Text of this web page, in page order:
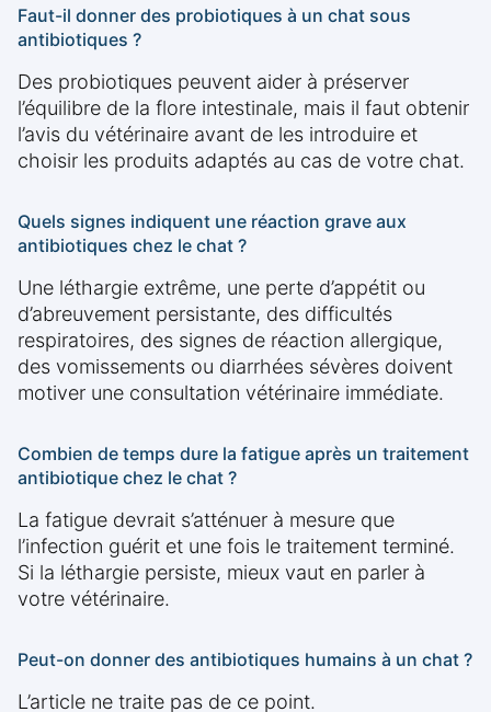
Faut-il donner des probiotiques à un chat sous
antibiotiques ?
Des probiotiques peuvent aider à préserver
l’équilibre de la flore intestinale, mais il faut obtenir
l’avis du vétérinaire avant de les introduire et
choisir les produits adaptés au cas de votre chat.
Quels signes indiquent une réaction grave aux
antibiotiques chez le chat ?
Une léthargie extrême, une perte d’appétit ou
d’abreuvement persistante, des difficultés
respiratoires, des signes de réaction allergique,
des vomissements ou diarrhées sévères doivent
motiver une consultation vétérinaire immédiate.
Combien de temps dure la fatigue après un traitement
antibiotique chez le chat ?
La fatigue devrait s’atténuer à mesure que
l’infection guérit et une fois le traitement terminé.
Si la léthargie persiste, mieux vaut en parler à
votre vétérinaire.
Peut-on donner des antibiotiques humains à un chat ?
L’article ne traite pas de ce point.